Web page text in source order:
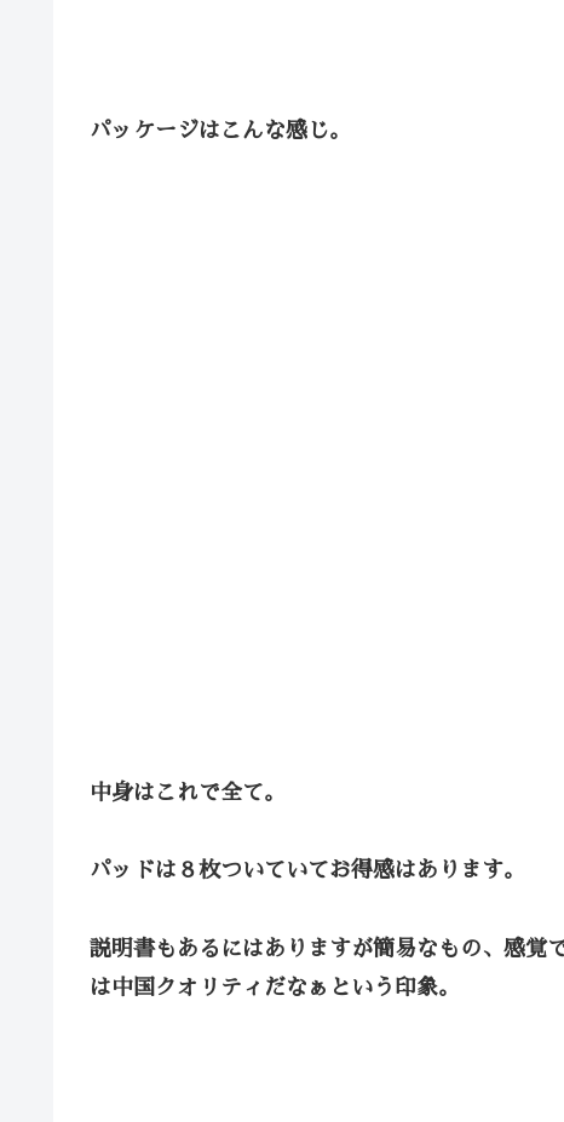
パッケージはこんな感じ。
中身はこれで全て。
パッドは８枚ついていてお得感はあります。
説明書もあるにはありますが簡易なもの、感覚
は中国クオリティだなぁという印象。